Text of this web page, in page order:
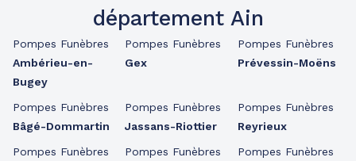
département Ain
Pompes Funèbres
Ambérieu-en-
Bugey
Pompes Funèbres
Bâgé-Dommartin
Pompes Funèbres
Pompes Funèbres
Gex
Pompes Funèbres
Jassans-Riottier
Pompes Funèbres
Pompes Funèbres
Prévessin-Moëns
Pompes Funèbres
Reyrieux
Pompes Funèbres